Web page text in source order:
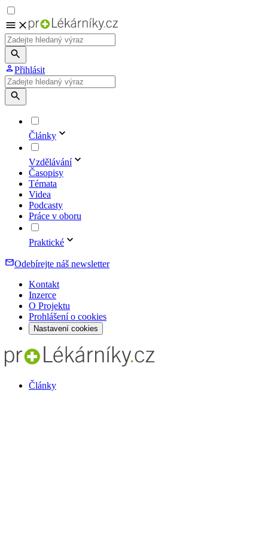
Přihlásit
Články
Vzdělávání
Časopisy
Témata
Videa
Podcasty
Práce v oboru
Praktické
Odebírejte náš newsletter
Kontakt
Inzerce
O Projektu
Prohlášení o cookies
Nastavení cookies
Články